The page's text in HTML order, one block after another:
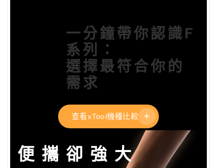
一分鐘帶你認識F
系列：
選擇最符合你的
需求
查看xTool機種比較
便攜卻強大